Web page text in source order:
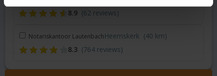
8.9 (62 reviews)
Notariskantoor LautenbachHeemskerk (40 km)
8.3 (764 reviews)